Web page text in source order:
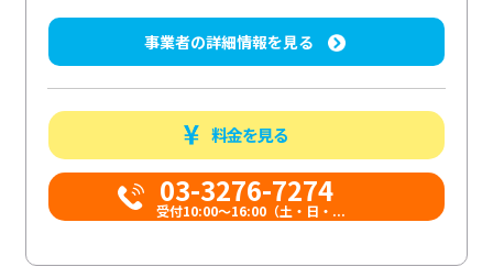
事業者の詳細情報を見る
料金を見る
03-3276-7274
受付10:00〜16:00（土・日・...